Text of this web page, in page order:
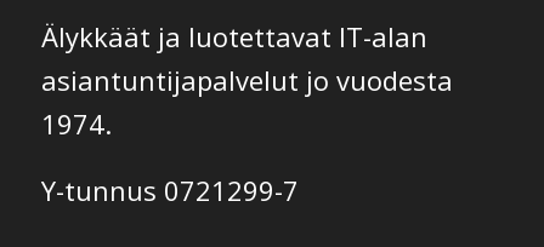
Älykkäät ja luotettavat IT-alan
asiantuntijapalvelut jo vuodesta
1974.
Y-tunnus 0721299-7